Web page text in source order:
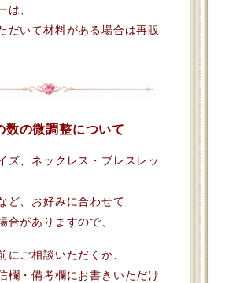
は、
だいて材料がある場合は再販
の微調整について
ズ、ネックレス・ブレスレッ
ど、お好みに合わせて
合がありますので、
にご相談いただくか、
欄・備考欄にお書きいただけ